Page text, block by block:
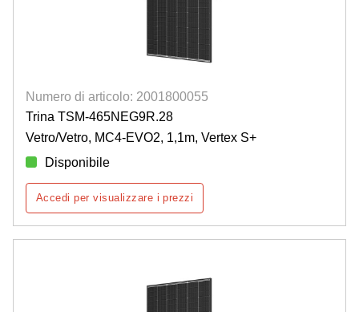
Numero di articolo: 2001800055
Trina TSM-465NEG9R.28
Vetro/Vetro, MC4-EVO2, 1,1m, Vertex S+
Disponibile
Accedi per visualizzare i prezzi